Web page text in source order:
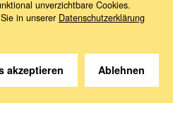
unverzichtbare Cookies.
in unserer Datenschutzerklärung
akzeptieren Ablehnen